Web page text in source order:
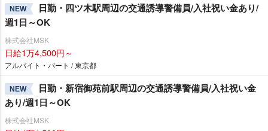
NEW
日勤・四ツ木駅周辺の交通誘導警備員/入社祝い金あり/
週1日～OK
株式会社MSK
日給1万4,500円～
アルバイト・パート / 東京都
NEW
日勤・新宿御苑前駅周辺の交通誘導警備員/入社祝い金
あり/週1日～OK
株式会社MSK